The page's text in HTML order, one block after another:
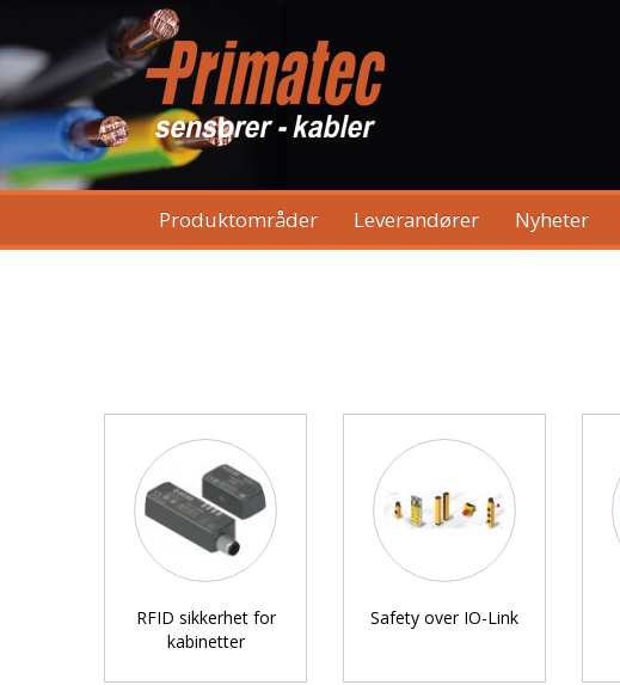
Produktområder Leverandører Nyheter
RFID sikkerhet for
kabinetter
Safety over IO-Link